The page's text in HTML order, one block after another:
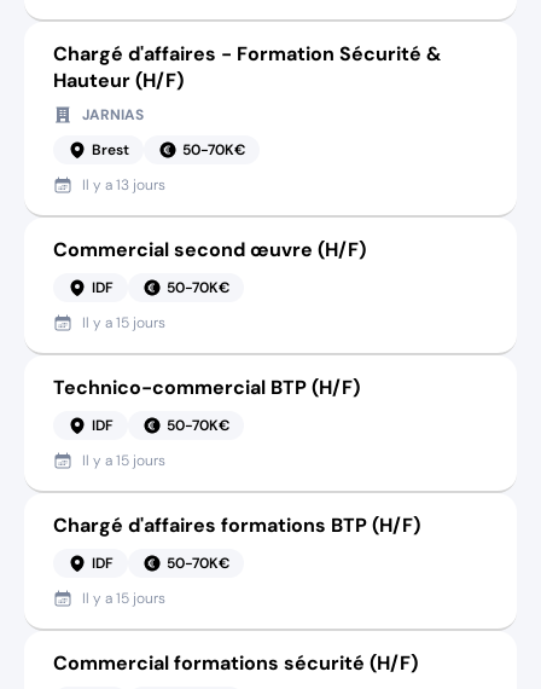
Chargé d'affaires - Formation Sécurité &
Hauteur (H/F)
JARNIAS
Brest
50-70K€
Il y a13 jours
Commercial second œuvre (H/F)
IDF
50-70K€
Il y a15 jours
Technico-commercial BTP (H/F)
IDF
50-70K€
Il y a15 jours
Chargé d'affaires formations BTP (H/F)
IDF
50-70K€
Il y a15 jours
Commercial formations sécurité (H/F)